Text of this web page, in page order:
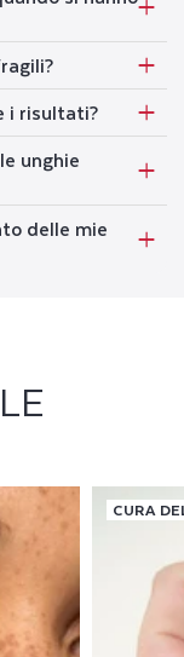
i risultati?
unghie
delle mie
CURA